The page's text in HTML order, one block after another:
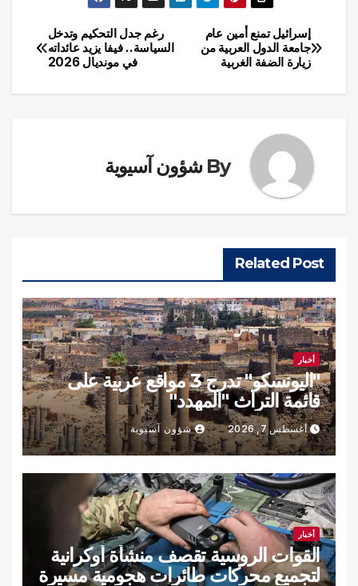
تصفّح
المقالات
رغم جدل التحكيم وتدخل
السياسة.. فيفا يزيد عائداته
في مونديال 2026
إسرائيل تمنع أمين عام
جامعة الدول العربية من
زيارة الضفة الغربية
By شؤون آسيوية
Related Post
أخبار
"اليونسكو" تدرج 3 مواقع عربية على
قائمة التراث "المهدد"
أغسطس 7, 2026 شؤون آسيوية
أخبار
القوات الروسية تقصف منشأة أوكرانية
لتجميع محركات طائرات هجومية مسيرة